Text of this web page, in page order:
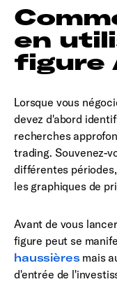
en
figure
Lorsque vous
devez d'abord
recherches
trading. Souvenez-
différentes
les graphiques de
Avant de vous
figure peut se
haussières mais
d'entrée de